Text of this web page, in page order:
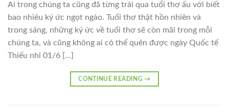
Ai trong chúng ta cũng đã từng trải qua tuổi thơ ấu với biết
bao nhiêu ký ức ngọt ngào. Tuổi thơ thật hồn nhiên và
trong sáng, những ký ức về tuổi thơ sẽ còn mãi trong mỗi
chúng ta, và cũng không ai có thể quên được ngày Quốc tế
Thiếu nhi 01/6 […]
CONTINUE READING→